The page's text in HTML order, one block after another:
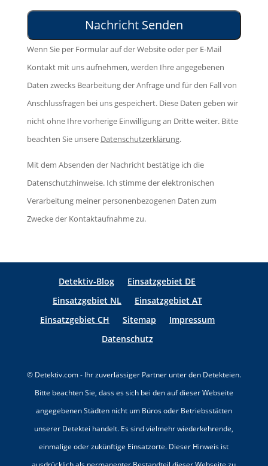
s
e
s
F
e
l
d
l
e
e
r
.
s
d
i
e
s
e
s
e
l
d
l
e
e
l
a
s
s
e
d
i
e
s
e
s
.
Wenn Sie per Formular auf der Website oder per E-Mail
Kontakt mit uns aufnehmen, werden Ihre angegebenen
Daten zwecks Bearbeitung der Anfrage und für den Fall von
Anschlussfragen bei uns gespeichert. Diese Daten geben wir
nicht ohne Ihre vorherige Einwilligung an Dritte weiter. Bitte
beachten Sie unsere Datenschutzerklärung.
Mit dem Absenden der Nachricht bestätige ich die
Datenschutzhinweise. Ich stimme der elektronischen
Verarbeitung meiner personenbezogenen Daten zum
Zwecke der Kontaktaufnahme zu.
Detektiv-Blog
Einsatzgebiet DE
Einsatzgebiet NL
Einsatzgebiet AT
Einsatzgebiet CH
Sitemap
Impressum
Datenschutz
© Detektiv.com - Ihr zuverlässiger Partner unter den Detekteien.
Bitte beachten Sie, dass es sich bei den auf dieser Webseite
angegebenen Städten nicht um Büros oder Betriebsstätten
unserer Detektei handelt. Es sind vielmehr wiederkehrende,
einmalige oder zukünftige Einsatzorte. Dieser Hinweis ist